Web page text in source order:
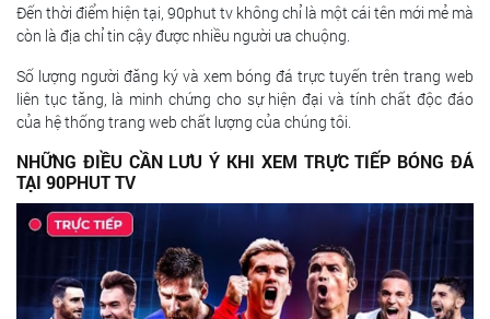
Đến thời điểm hiện tại, 90phut tv không chỉ là một cái tên mới mẻ mà
còn là địa chỉ tin cậy được nhiều người ưa chuộng.
Số lượng người đăng ký và xem bóng đá trực tuyến trên trang web
liên tục tăng, là minh chứng cho sự hiện đại và tính chất độc đáo
của hệ thống trang web chất lượng của chúng tôi.
NHỮNG ĐIỀU CẦN LƯU Ý KHI XEM TRỰC TIẾP BÓNG ĐÁ
TẠI 90PHUT TV